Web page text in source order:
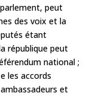
peut
des voix et la
étant
république peut
national ;
les accords
et